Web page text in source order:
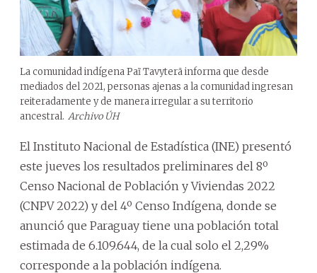
La comunidad indígena Paĩ Tavyterã informa que desde
mediados del 2021, personas ajenas a la comunidad ingresan
reiteradamente y de manera irregular a su territorio
ancestral. Archivo ÚH
El Instituto Nacional de Estadística (INE) presentó
este jueves los resultados preliminares del 8º
Censo Nacional de Población y Viviendas 2022
(CNPV 2022) y del 4º Censo Indígena, donde se
anunció que Paraguay tiene una población total
estimada de 6.109.644, de la cual solo el 2,29%
corresponde a la población indígena.